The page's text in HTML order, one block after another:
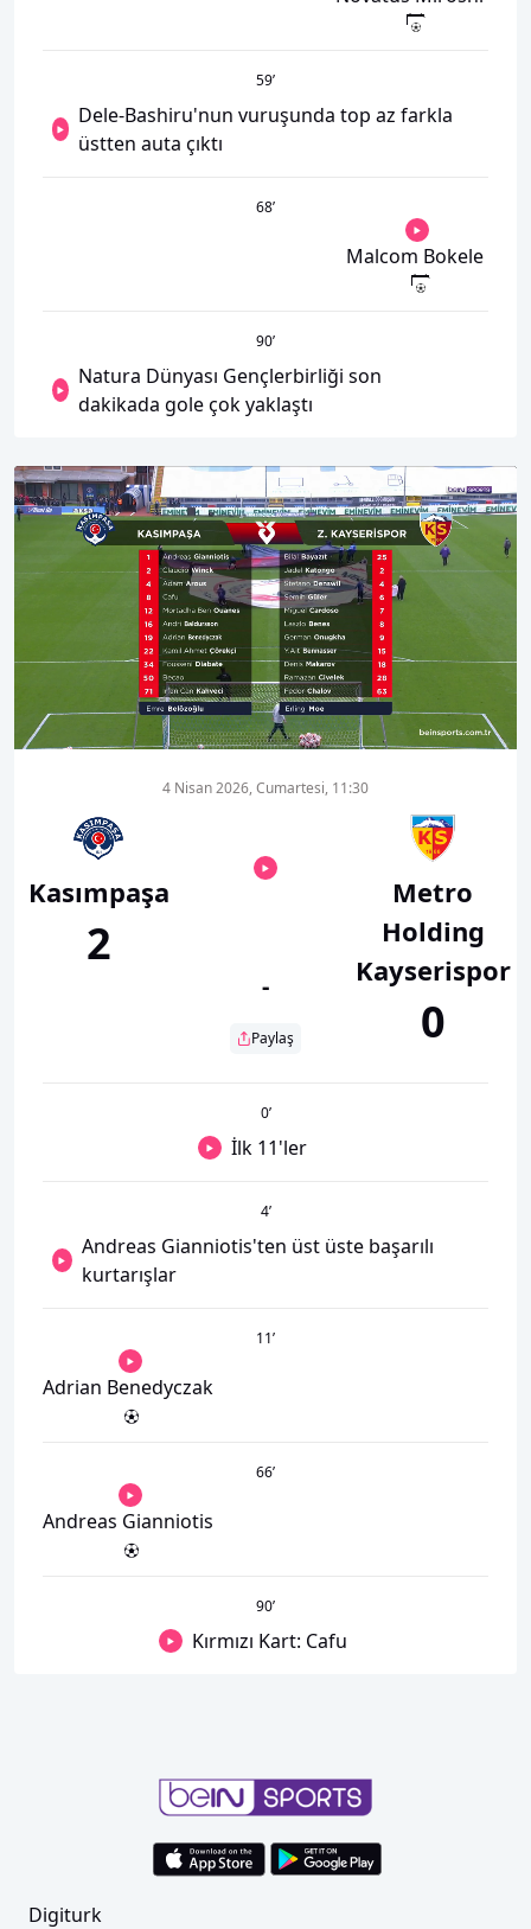
59’
Dele-Bashiru'nun vuruşunda top az farkla
üstten auta çıktı
68’
Malcom Bokele
90’
Natura Dünyası Gençlerbirliği son
dakikada gole çok yaklaştı
00:20 02:07
Kasımpaşa
2
4 Nisan 2026, Cumartesi, 11:30
-
Paylaş
Metro
Holding
Kayserispor
0
0’
İlk 11'ler
4’
Andreas Gianniotis'ten üst üste başarılı
kurtarışlar
11’
Adrian Benedyczak
66’
Andreas Gianniotis
90’
Kırmızı Kart: Cafu
Digiturk